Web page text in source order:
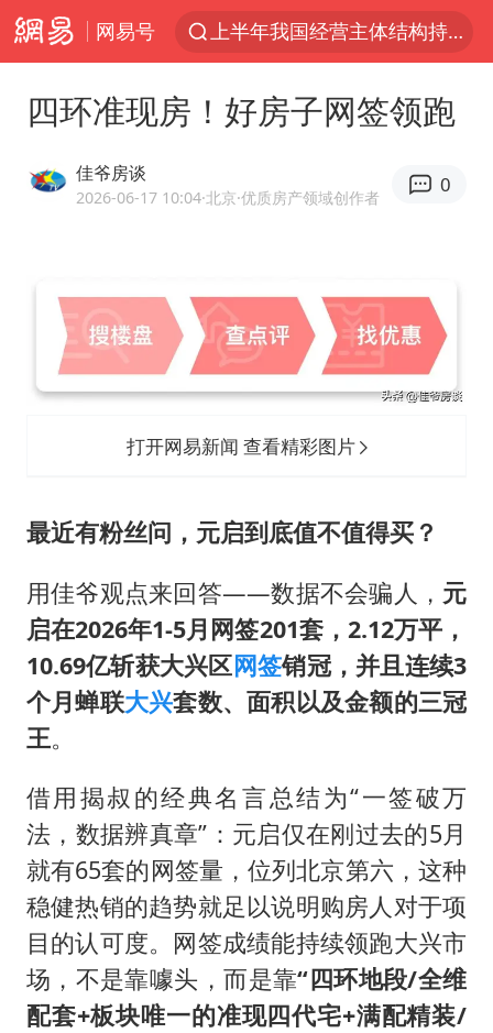
网易号
上半年我国经营主体结构持续优化
浙江省委书记：该停下的坚决停下来
白海豚北上或致京津冀暴雨
上海中心千吨“镇楼神器”摆动明显
新疆一婚礼线上邀请引热议
世界第1特鲁姆普斯诺克中国赛一轮游
韩军前线部队连曝丑闻
云南一男子胃中取出180颗铁钉
曹颖儿子首次演长剧
以军士兵把枪口对准中国记者
四环准现房！好房子网签领跑
佳爷房谈
2026-06-17 10:04·北京·优质房产领域创作者
0
打开网易新闻 查看精彩图片
最近有粉丝问，元启到底值不值得买？
用佳爷观点来回答——数据不会骗人， 元
启在2026年1-5月网签201套，2.12万平，
10.69亿斩获大兴区网签销冠，并且连续3
个月蝉联大兴套数、面积以及金额的三冠
王。
借用揭叔的经典名言总结为“一签破万
法，数据辨真章”：元启仅在刚过去的5月
就有65套的网签量，位列北京第六，这种
稳健热销的趋势就足以说明购房人对于项
目的认可度。网签成绩能持续领跑大兴市
场，不是靠噱头，而是靠“四环地段/全维
配套+板块唯一的准现四代宅+满配精装/